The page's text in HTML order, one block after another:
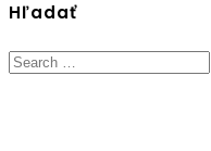
Hľadať
Search